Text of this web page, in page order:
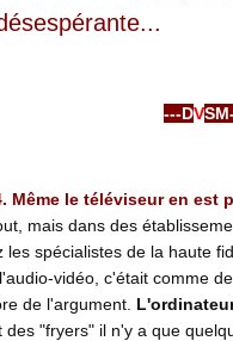
---DV
Même le téléviseur en
mais dans des
les spécialistes de la haute
vidéo, c'était comme
de l'argument.
des "fryers" il n'y a que